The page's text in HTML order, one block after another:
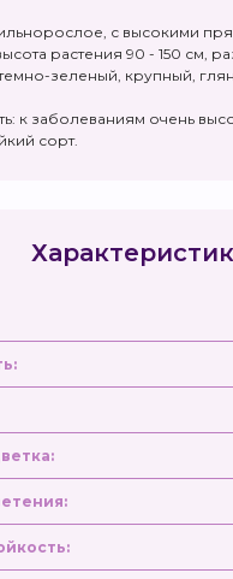
с высокими
растения 90 - 150 см,
зеленый, крупный,
к заболеваниям очень
сорт.